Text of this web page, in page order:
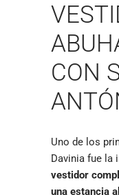
CON
Uno de los
Davinia fue la
vestidor
una estancia